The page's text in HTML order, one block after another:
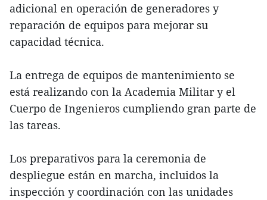
adicional en operación de generadores y
reparación de equipos para mejorar su
capacidad técnica.
La entrega de equipos de mantenimiento se
está realizando con la Academia Militar y el
Cuerpo de Ingenieros cumpliendo gran parte de
las tareas.
Los preparativos para la ceremonia de
despliegue están en marcha, incluidos la
inspección y coordinación con las unidades